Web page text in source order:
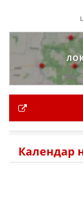
Календар